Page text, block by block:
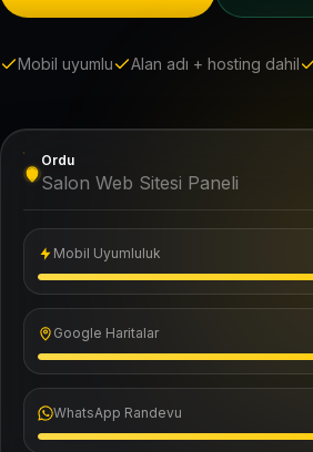
Mobil uyumlu Alan adı + hosting dahil
Ordu
Salon Web Sitesi Paneli
Mobil Uyumluluk
Google Haritalar
WhatsApp Randevu